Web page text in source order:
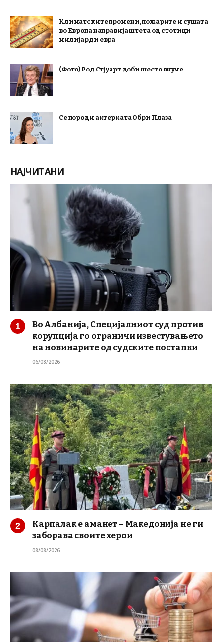
Климатските промени, пожарите и сушата
во Европа направија штета од стотици
милијарди евра
(Фото) Род Стјуарт доби шесто внуче
Се породи актерката Обри Плаза
НАЈЧИТАНИ
Во Албанија, Специјалниот суд против
корупција го ограничи известувањето
на новинарите од судските постапки
06/08/2026
Карпалак е аманет – Македонија не ги
заборава своите херои
08/08/2026